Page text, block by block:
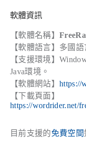
軟體資訊
【軟體名稱】
【軟體語言】多國
【支援環境】
Java環境。
【軟體網站】 https://
【下載頁面】
https://wordrider.net/
目前支援的免費空間